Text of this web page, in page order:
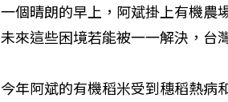
一個晴朗的早上，阿斌掛上有機農
未來這些困境若能被一一解決，台
今年阿斌的有機稻米受到穗稻熱病